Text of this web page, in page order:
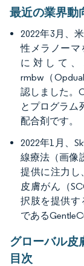
最近の業界動
2022年3月、
性メラノーマ
に対して
rmbw（
認しました。
とプログラム
配合剤です。
2022年1月、
線療法（画像
提供に注力し
皮膚がん（
択肢を提供す
である
グローバル皮
目次